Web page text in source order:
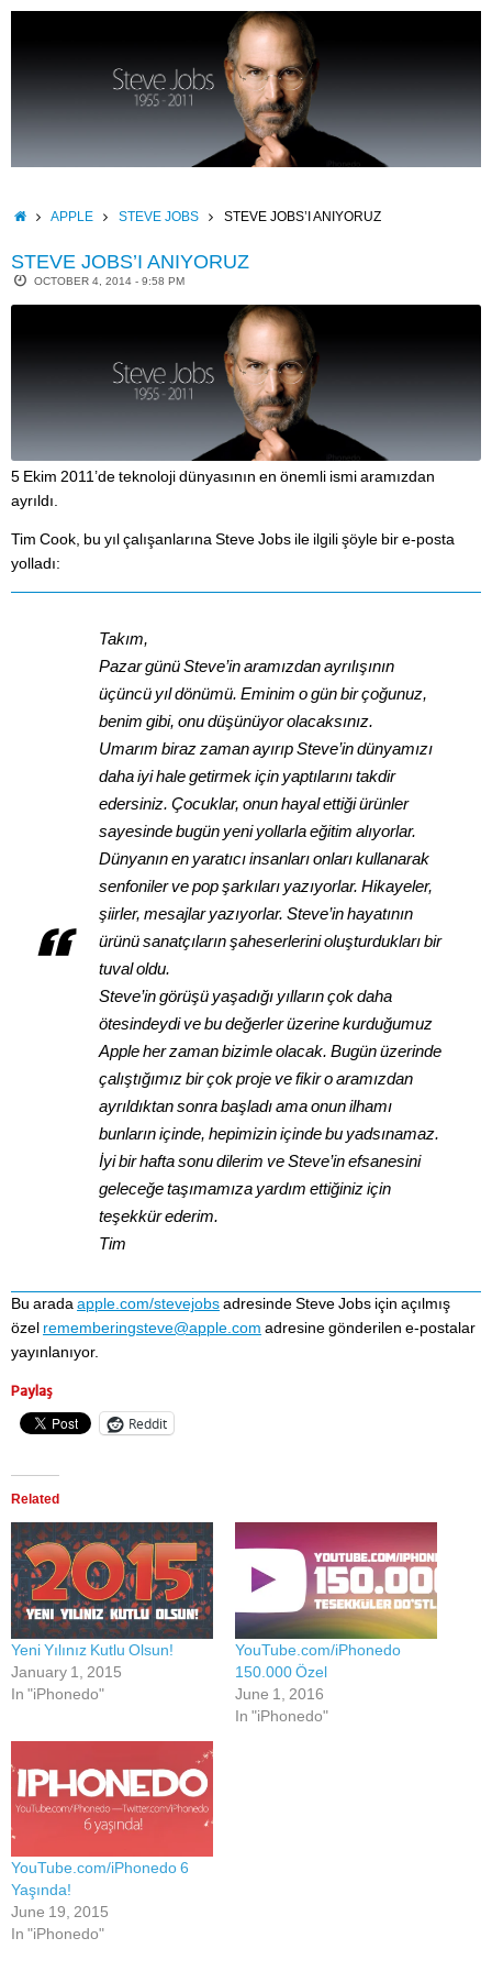
Skip
HOMEAPPLE STEVE JOBS STEVE JOBS’I ANIYORUZ
STEVE JOBS’I ANIYORUZ
OCTOBER 4, 2014 - 9:58 PM
5 Ekim 2011’de teknoloji dünyasının en önemli ismi aramızdan
ayrıldı.
Tim Cook, bu yıl çalışanlarına Steve Jobs ile ilgili şöyle bir e-posta
yolladı:
Takım,
Pazar günü Steve’in aramızdan ayrılışının
üçüncü yıl dönümü. Eminim o gün bir çoğunuz,
benim gibi, onu düşünüyor olacaksınız.
Umarım biraz zaman ayırıp Steve’in dünyamızı
daha iyi hale getirmek için yaptılarını takdir
edersiniz. Çocuklar, onun hayal ettiği ürünler
sayesinde bugün yeni yollarla eğitim alıyorlar.
Dünyanın en yaratıcı insanları onları kullanarak
senfoniler ve pop şarkıları yazıyorlar. Hikayeler,
şiirler, mesajlar yazıyorlar. Steve’in hayatının
ürünü sanatçıların şaheserlerini oluşturdukları bir
tuval oldu.
Steve’in görüşü yaşadığı yılların çok daha
ötesindeydi ve bu değerler üzerine kurduğumuz
Apple her zaman bizimle olacak. Bugün üzerinde
çalıştığımız bir çok proje ve fikir o aramızdan
ayrıldıktan sonra başladı ama onun ilhamı
bunların içinde, hepimizin içinde bu yadsınamaz.
İyi bir hafta sonu dilerim ve Steve’in efsanesini
geleceğe taşımamıza yardım ettiğiniz için
teşekkür ederim.
Tim
Bu arada apple.com/stevejobs adresinde Steve Jobs için açılmış
özel rememberingsteve@apple.com adresine gönderilen e-postalar
yayınlanıyor.
Paylaş
Reddit
Related
Yeni Yılınız Kutlu Olsun!
January 1, 2015
In "iPhonedo"
YouTube.com/iPhonedo
150.000 Özel
June 1, 2016
In "iPhonedo"
YouTube.com/iPhonedo 6
Yaşında!
June 19, 2015
In "iPhonedo"